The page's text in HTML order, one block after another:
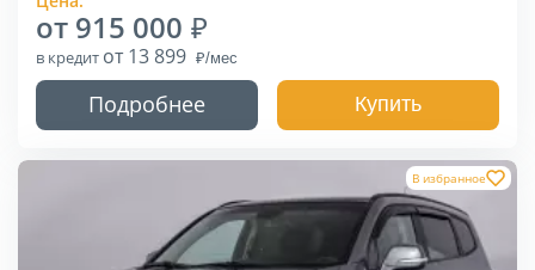
от 915 000
в кредит от 13 899
Подробнее Купить
В избранное